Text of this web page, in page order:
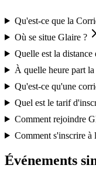
Qu'est-ce que la
Où se situe Glaire ?
Quelle est la distance
À quelle heure part la
Qu'est-ce qu'une
Quel est le tarif
Comment rejoindre
Comment s'inscrire à
Événements